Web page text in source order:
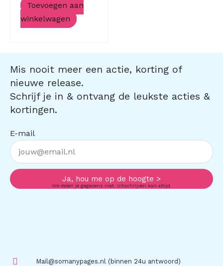
Toevoegen aan
winkelwagen
Mis nooit meer een actie, korting of
nieuwe release.
Schrijf je in & ontvang de leukste acties &
kortingen.
E-mail
Ja, hou me op de hoogte >
We delen je gegevens niet. Uitschrijven kan altijd.
Mail@somanypages.nl (binnen 24u antwoord)